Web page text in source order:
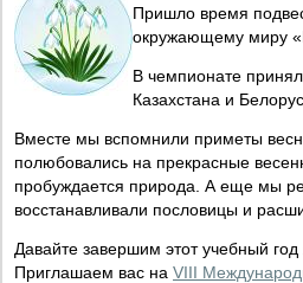
Пришло время
окружающему миру
В чемпионате
Казахстана и
Вместе мы вспомнили приметы
полюбовались на прекрасные
пробуждается природа. А еще мы
восстанавливали пословицы и
Давайте завершим этот учебный год
Приглашаем вас на VIII